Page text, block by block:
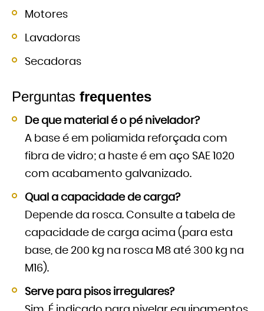
Motores
Lavadoras
Secadoras
Perguntas frequentes
De que material é o pé nivelador?
A base é em poliamida reforçada com
fibra de vidro; a haste é em aço SAE 1020
com acabamento galvanizado.
Qual a capacidade de carga?
Depende da rosca. Consulte a tabela de
capacidade de carga acima (para esta
base, de 200 kg na rosca M8 até 300 kg na
M16).
Serve para pisos irregulares?